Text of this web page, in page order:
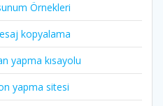
Örnekleri
kopyalama
yapma kısayolu
yapma sitesi